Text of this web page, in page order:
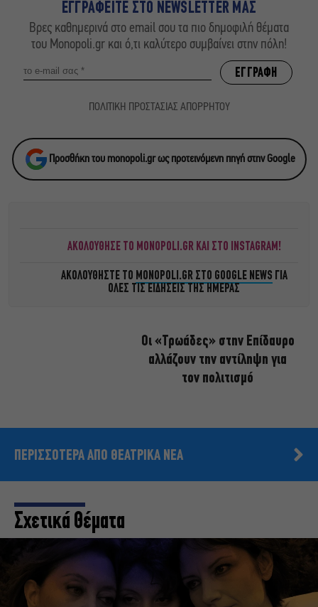
ΕΓΓΡΑΦΕΙΤΕ ΣΤΟ NEWSLETTER ΜΑΣ
Βρες καθημερινά στο email σου τα πιο δημοφιλή θέματα
του Monopoli.gr και ό,τι καλύτερο συμβαίνει στην πόλη!
ΠΟΛΙΤΙΚΗ ΠΡΟΣΤΑΣΙΑΣ ΑΠΟΡΡΗΤΟΥ
Προσθήκη του monopoli.gr ως προτεινόμενη πηγή στην Google
ΑΚΟΛΟΥΘΗΣΕ ΤΟ MONOPOLI.GR ΚΑΙ ΣΤΟ INSTAGRAM!
ΑΚΟΛΟΥΘΗΣΤΕ ΤΟ MONOPOLI.GR ΣΤΟ GOOGLE NEWS ΓΙΑ
ΟΛΕΣ ΤΙΣ ΕΙΔΗΣΕΙΣ ΤΗΣ ΗΜΕΡΑΣ
Οι «Τρωάδες» στην Επίδαυρο
αλλάζουν την αντίληψη για
τον πολιτισμό
ΠΕΡΙΣΣΟΤΕΡΑ ΑΠΟ ΘΕΑΤΡΙΚΑ ΝΕΑ
Σχετικά Θέματα